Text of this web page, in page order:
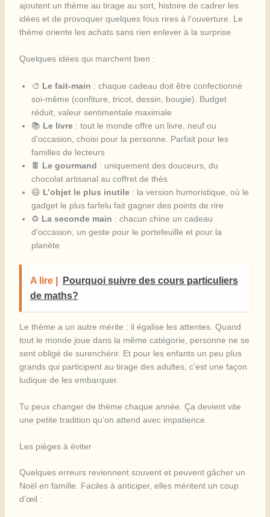
ajoutent un thème au tirage au sort, histoire de cadrer les
idées et de provoquer quelques fous rires à l’ouverture. Le
thème oriente les achats sans rien enlever à la surprise.
Quelques idées qui marchent bien :
🎨 Le fait-main : chaque cadeau doit être confectionné
soi-même (confiture, tricot, dessin, bougie). Budget
réduit, valeur sentimentale maximale
📚 Le livre: tout le monde offre un livre, neuf ou
d’occasion, choisi pour la personne. Parfait pour les
familles de lecteurs
🍫 Le gourmand : uniquement des douceurs, du
chocolat artisanal au coffret de thés
😄 L’objet le plus inutile: la version humoristique, où le
gadget le plus farfelu fait gagner des points de rire
♻️ La seconde main : chacun chine un cadeau
d’occasion, un geste pour le portefeuille et pour la
planète
A lire |
Pourquoi suivre des cours particuliers
de maths?
Le thème a un autre mérite : il égalise les attentes. Quand
tout le monde joue dans la même catégorie, personne ne se
sent obligé de surenchérir. Et pour les enfants un peu plus
grands qui participent au tirage des adultes, c’est une façon
ludique de les embarquer.
Tu peux changer de thème chaque année. Ça devient vite
une petite tradition qu’on attend avec impatience.
Les pièges à éviter
Quelques erreurs reviennent souvent et peuvent gâcher un
Noël en famille. Faciles à anticiper, elles méritent un coup
d’œil :